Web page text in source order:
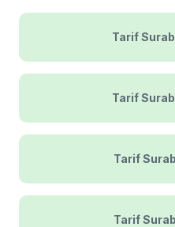
Tarif
Tarif
Tarif
Tarif